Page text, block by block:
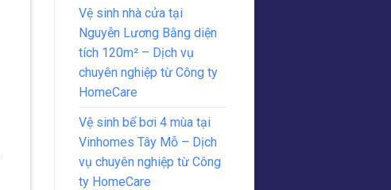
Vệ sinh nhà cửa tại
Nguyễn Lương Bằng diện
tích 120m² – Dịch vụ
chuyên nghiệp từ Công ty
HomeCare
Vệ sinh bể bơi 4 mùa tại
Vinhomes Tây Mỗ – Dịch
vụ chuyên nghiệp từ Công
ty HomeCare